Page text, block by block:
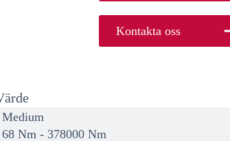
Kontakta oss
Medium
68 Nm - 378000 Nm